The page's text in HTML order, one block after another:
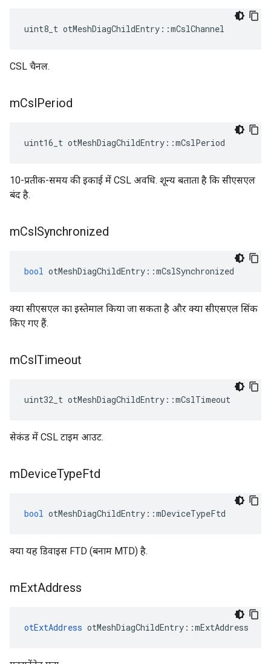
uint8_t otMeshDiagChildEntry ::mCslChannel
CSL चैनल.
mCslPeriod
uint16_t otMeshDiagChildEntry ::mCslPeriod
10-प्रतीक-समय की इकाई में CSL अवधि. शून्य बताता है कि सीएसएल
बंद है.
mCslSynchronized
bool otMeshDiagChildEntry ::mCslSynchronized
क्या सीएसएल का इस्तेमाल किया जा सकता है और क्या सीएसएल सिंक
किए गए हैं.
mCslTimeout
uint32_t otMeshDiagChildEntry ::mCslTimeout
सेकंड में CSL टाइम आउट.
mDeviceTypeFtd
bool otMeshDiagChildEntry ::mDeviceTypeFtd
क्या यह डिवाइस FTD (बनाम MTD) है.
mExtAddress
otExtAddress otMeshDiagChildEntry ::mExtAddress